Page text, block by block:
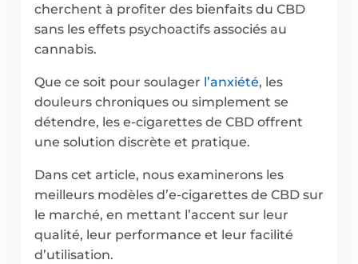
cherchent à profiter des bienfaits du CBD
sans les effets psychoactifs associés au
cannabis.
Que ce soit pour soulager l’anxiété, les
douleurs chroniques ou simplement se
détendre, les e-cigarettes de CBD offrent
une solution discrète et pratique.
Dans cet article, nous examinerons les
meilleurs modèles d’e-cigarettes de CBD sur
le marché, en mettant l’accent sur leur
qualité, leur performance et leur facilité
d’utilisation.